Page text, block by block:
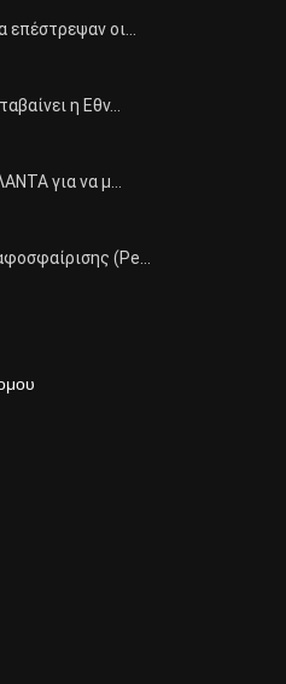
επέστρεψαν οι…
η Εθν…
για να μ…
(Pe…